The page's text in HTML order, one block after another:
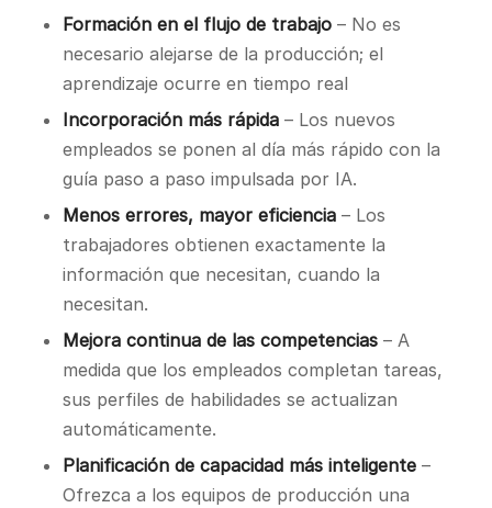
Formación en el flujo de trabajo– No es
necesario alejarse de la producción; el
aprendizaje ocurre en tiempo real
Incorporación más rápida– Los nuevos
empleados se ponen al día más rápido con la
guía paso a paso impulsada por IA.
Menos errores, mayor eficiencia– Los
trabajadores obtienen exactamente la
información que necesitan, cuando la
necesitan.
Mejora continua de las competencias– A
medida que los empleados completan tareas,
sus perfiles de habilidades se actualizan
automáticamente.
Planificación de capacidad más inteligente–
Ofrezca a los equipos de producción una